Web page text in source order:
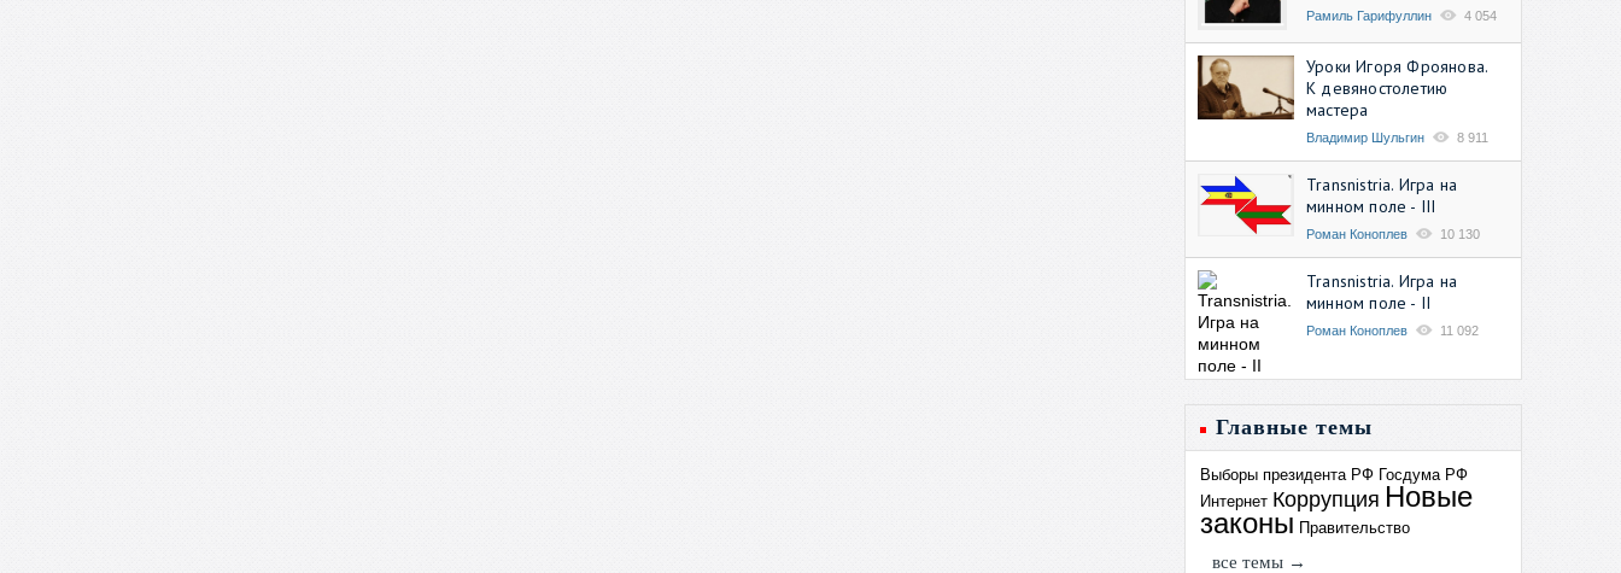
Рамиль Гарифуллин 4 054
Уроки Игоря Фроянова.
К девяностолетию
мастера
Владимир Шульгин 8 911
Transnistria. Игра на
минном поле - III
Роман Коноплев 10 130
Transnistria. Игра на
минном поле - II
Роман Коноплев 11 092
Главные темы
Выборы президента РФ Госдума РФ
Интернет Коррупция Новые
законы Правительство
все темы →